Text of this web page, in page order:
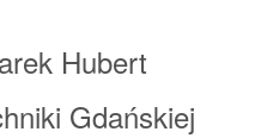
Hubert
Gdańskiej